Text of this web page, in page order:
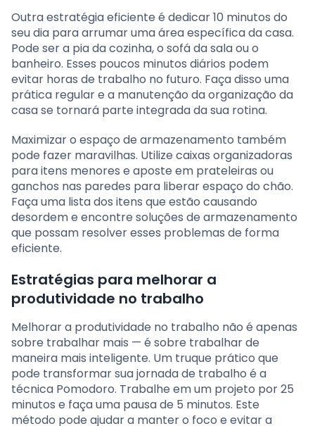
Outra estratégia eficiente é dedicar 10 minutos do
seu dia para arrumar uma área específica da casa.
Pode ser a pia da cozinha, o sofá da sala ou o
banheiro. Esses poucos minutos diários podem
evitar horas de trabalho no futuro. Faça disso uma
prática regular e a manutenção da organização da
casa se tornará parte integrada da sua rotina.
Maximizar o espaço de armazenamento também
pode fazer maravilhas. Utilize caixas organizadoras
para itens menores e aposte em prateleiras ou
ganchos nas paredes para liberar espaço do chão.
Faça uma lista dos itens que estão causando
desordem e encontre soluções de armazenamento
que possam resolver esses problemas de forma
eficiente.
Estratégias para melhorar a
produtividade no trabalho
Melhorar a produtividade no trabalho não é apenas
sobre trabalhar mais — é sobre trabalhar de
maneira mais inteligente. Um truque prático que
pode transformar sua jornada de trabalho é a
técnica Pomodoro. Trabalhe em um projeto por 25
minutos e faça uma pausa de 5 minutos. Este
método pode ajudar a manter o foco e evitar a